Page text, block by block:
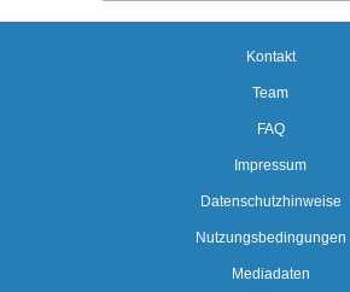
Kontakt
Team
FAQ
Impressum
Datenschutzhinweise
Nutzungsbedingungen
Mediadaten